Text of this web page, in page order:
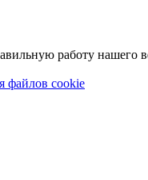
работу нашего
файлов cookie